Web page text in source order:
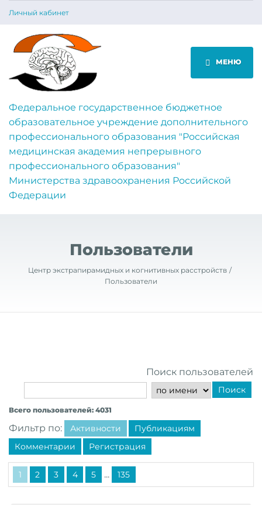
Личный кабинет
МЕНЮ
Федеральное государственное бюджетное
образовательное учреждение дополнительного
профессионального образования "Российская
медицинская академия непрерывного
профессионального образования"
Министерства здравоохранения Российской
Федерации
Пользователи
Центр экстрапирамидных и когнитивных расстройств
Пользователи
Поиск пользователей
Поиск
Всего пользователей: 4031
Фильтр по: Активности
Публикациям
Комментарии
Регистрация
1 2 3 4 5 ... 135